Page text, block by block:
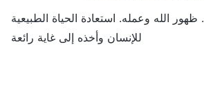
– الكلمة، ج. 1. ظهور الله وعمله. استعادة الحياة الطبيعية
للإنسان وأخذه إلى غاية رائعة